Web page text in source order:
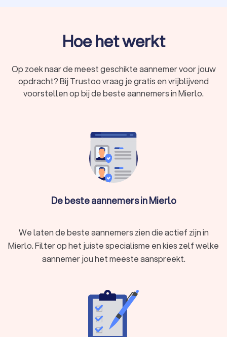
Hoe het werkt
Op zoek naar de meest geschikte aannemer voor jouw
opdracht? Bij Trustoo vraag je gratis en vrijblijvend
voorstellen op bij de beste aannemers in Mierlo.
De beste aannemers in Mierlo
We laten de beste aannemers zien die actief zijn in
Mierlo. Filter op het juiste specialisme en kies zelf welke
aannemer jou het meeste aanspreekt.